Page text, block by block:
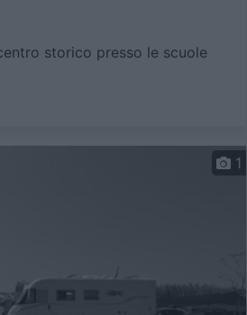
storico presso le scuole
1